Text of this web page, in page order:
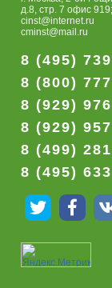
д.8, стр. 7 офис 919;
cinst@internet.ru
cminst@mail.ru
8 (495)
8 (800)
8 (929)
8 (929)
8 (499)
8 (495)